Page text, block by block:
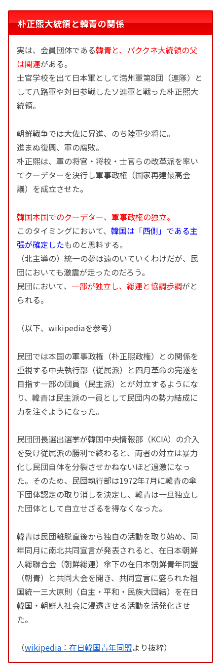
朴正煕大統領と韓青の関係
実は、会員団体である韓青と、パククネ大統領の父
は関連がある。
士官学校を出て日本軍として満州軍第8団（連隊）と
して八路軍や対日参戦したソ連軍と戦った朴正煕大
統領。
朝鮮戦争では大佐に昇進、のち陸軍少将に。
進まぬ復興、軍の腐敗。
朴正煕は、軍の将官・将校・士官らの改革派を率い
てクーデターを決行し軍事政権（国家再建最高会
議）を成立させた。
韓国本国でのクーデター、軍事政権の独立。
このタイミングにおいて、 韓国は「西側」である主
張が確定したものと思料する。
（北主導の）統一の夢は遠のいていくわけだが、民
団においても激震が走ったのだろう。
民団において、 一部が独立し、総連と協調歩調がと
られる。
（以下、wikipediaを参考）
民団では本国の軍事政権（朴正煕政権）との関係を
重視する中央執行部（従属派）と四月革命の完遂を
目指す一部の団員（民主派）とが対立するようにな
り、韓青は民主派の一員として民団内の勢力結成に
力を注ぐようになった。
民団団長選出選挙が韓国中央情報部（KCIA）の介入
を受け従属派の勝利で終わると、両者の対立は暴力
化し民団自体を分裂させかねないほど過激になっ
た。そのため、民団執行部は1972年7月に韓青の傘
下団体認定の取り消しを決定し、韓青は一旦独立し
た団体として自立せざるを得なくなった。
韓青は民団離脱直後から独自の活動を取り始め、同
年同月に南北共同宣言が発表されると、在日本朝鮮
人総聯合会（朝鮮総連）傘下の在日本朝鮮青年同盟
（朝青）と共同大会を開き、共同宣言に盛られた祖
国統一三大原則（自主・平和・民族大団結）を在日
韓国・朝鮮人社会に浸透させる活動を活発化させ
た。
（wikipedia：在日韓国青年同盟より抜粋）